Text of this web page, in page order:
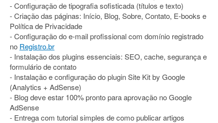
- Configuração de tipografia sofisticada (títulos e texto)
- Criação das páginas: Início, Blog, Sobre, Contato, E-books e
Política de Privacidade
- Configuração do e-mail profissional com domínio registrado
no Registro.br
- Instalação dos plugins essenciais: SEO, cache, segurança e
formulário de contato
- Instalação e configuração do plugin Site Kit by Google
(Analytics + AdSense)
- Blog deve estar 100% pronto para aprovação no Google
AdSense
- Entrega com tutorial simples de como publicar artigos